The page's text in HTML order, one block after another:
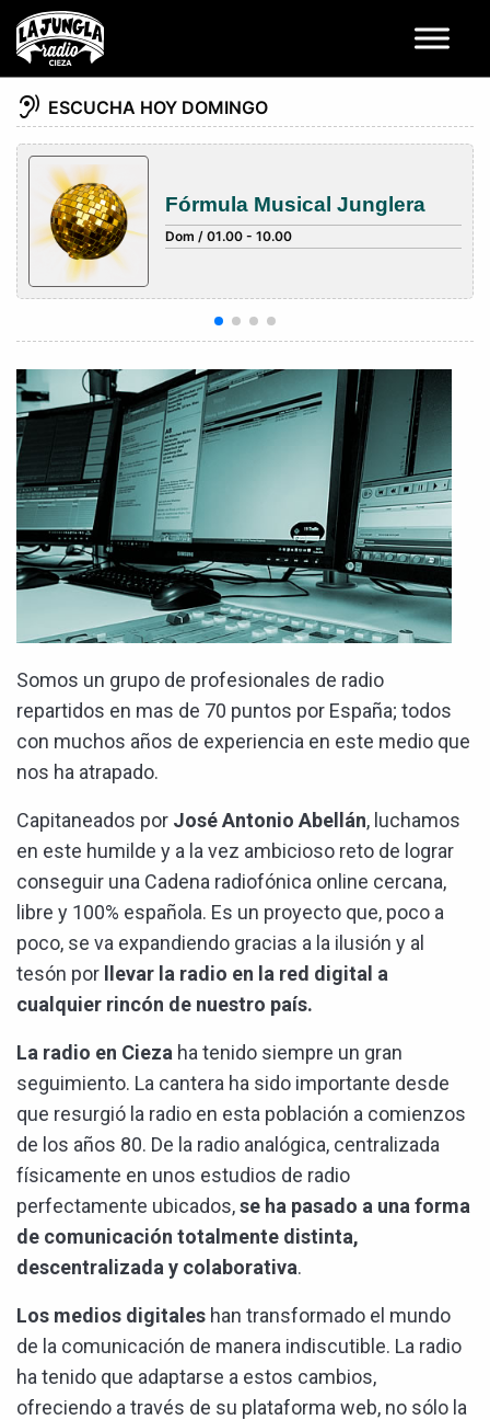
hearing ESCUCHA HOY DOMINGO
Fórmula Musical Junglera
Dom / 01.00 - 10.00
Somos un grupo de profesionales de radio
repartidos en mas de 70 puntos por España; todos
con muchos años de experiencia en este medio que
nos ha atrapado.
Capitaneados por José Antonio Abellán, luchamos
en este humilde y a la vez ambicioso reto de lograr
conseguir una Cadena radiofónica online cercana,
libre y 100% española. Es un proyecto que, poco a
poco, se va expandiendo gracias a la ilusión y al
tesón por
llevar la radio en la red digital a
cualquier rincón de nuestro país.
La radio en Cieza ha tenido siempre un gran
seguimiento. La cantera ha sido importante desde
que resurgió la radio en esta población a comienzos
de los años 80. De la radio analógica, centralizada
físicamente en unos estudios de radio
perfectamente ubicados,se ha pasado a una forma
de comunicación totalmente distinta,
descentralizada y colaborativa.
Los medios digitales han transformado el mundo
de la comunicación de manera indiscutible. La radio
ha tenido que adaptarse a estos cambios,
ofreciendo a través de su plataforma web, no sólo la